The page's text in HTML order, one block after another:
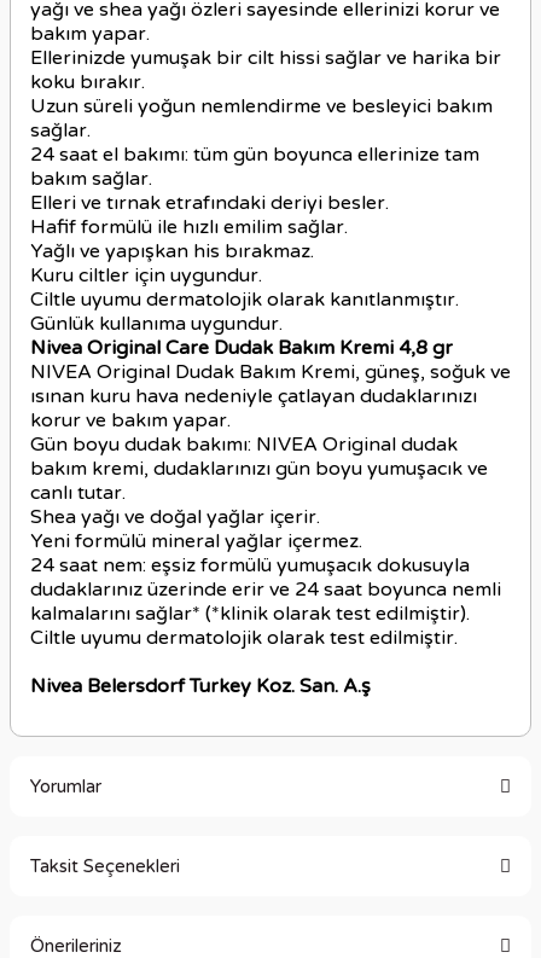
yağı ve shea yağı özleri sayesinde ellerinizi korur ve
bakım yapar.
Ellerinizde yumuşak bir cilt hissi sağlar ve harika bir
koku bırakır.
Uzun süreli yoğun nemlendirme ve besleyici bakım
sağlar.
24 saat el bakımı: tüm gün boyunca ellerinize tam
bakım sağlar.
Elleri ve tırnak etrafındaki deriyi besler.
Hafif formülü ile hızlı emilim sağlar.
Yağlı ve yapışkan his bırakmaz.
Kuru ciltler için uygundur.
Ciltle uyumu dermatolojik olarak kanıtlanmıştır.
Günlük kullanıma uygundur.
Nivea Original Care Dudak Bakım Kremi 4,8 gr
NIVEA Original Dudak Bakım Kremi, güneş, soğuk ve
ısınan kuru hava nedeniyle çatlayan dudaklarınızı
korur ve bakım yapar.
Gün boyu dudak bakımı: NIVEA Original dudak
bakım kremi, dudaklarınızı gün boyu yumuşacık ve
canlı tutar.
Shea yağı ve doğal yağlar içerir.
Yeni formülü mineral yağlar içermez.
24 saat nem: eşsiz formülü yumuşacık dokusuyla
dudaklarınız üzerinde erir ve 24 saat boyunca nemli
kalmalarını sağlar* (*klinik olarak test edilmiştir).
Ciltle uyumu dermatolojik olarak test edilmiştir.
Nivea Belersdorf Turkey Koz. San. A.ş
Yorumlar
Taksit Seçenekleri
Önerileriniz